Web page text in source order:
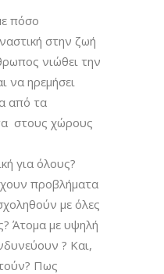
πόσο
στην ζωή
νιώθει την
να ηρεμήσει
από τα
στους χώρους
για όλους?
προβλήματα
με όλες
Άτομα με υψηλή
? Και,
Πως